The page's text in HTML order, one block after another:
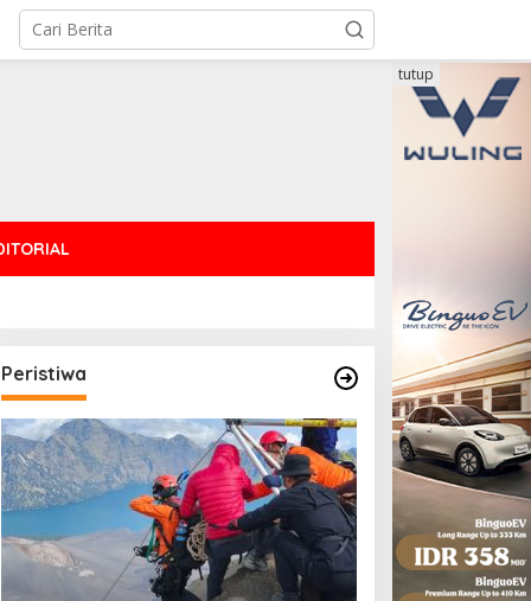
tutup
Peristiwa